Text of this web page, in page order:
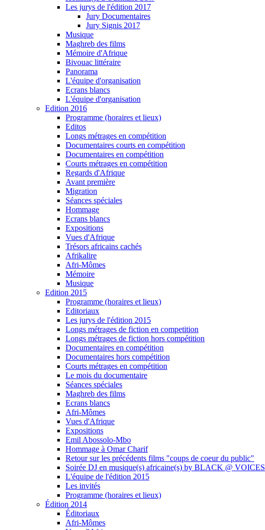
Les jurys de l'édition 2017
Jury Documentaires
Jury Signis 2017
Musique
Maghreb des films
Mémoire d'Afrique
Bivouac littéraire
Panorama
L'équipe d'organisation
Ecrans blancs
L'équipe d'organisation
Edition 2016
Programme (horaires et lieux)
Editos
Longs métrages en compétition
Documentaires courts en compétition
Documentaires en compétition
Courts métrages en compétition
Regards d'Afrique
Avant première
Migration
Séances spéciales
Hommage
Ecrans blancs
Expositions
Vues d'Afrique
Trésors africains cachés
Afrikalire
Afri-Mômes
Mémoire
Musique
Edition 2015
Programme (horaires et lieux)
Editoriaux
Les jurys de l'édition 2015
Longs métrages de fiction en competition
Longs métrages de fiction hors compétition
Documentaires en compétition
Documentaires hors compétition
Courts métrages en compétition
Le mois du documentaire
Séances spéciales
Maghreb des films
Ecrans blancs
Afri-Mômes
Vues d'Afrique
Expositions
Emil Abossolo-Mbo
Hommage à Omar Charif
Retour sur les précédents films "coups de coeur du public"
Soirée DJ en musique(s) africaine(s) by BLACK @ VOICES
L'équipe de l'édition 2015
Les invités
Programme (horaires et lieux)
Édition 2014
Éditoriaux
Afri-Mômes